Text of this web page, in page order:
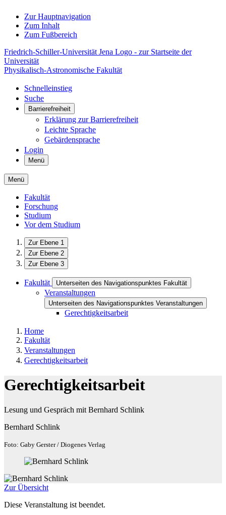
Zur Hauptnavigation
Zum Inhalt
Zum Fußbereich
Friedrich-Schiller-Universität Jena Logo - zur Startseite der
Universität
Physikalisch-Astronomische Fakultät
Schnelleinstieg
Suche
Barrierefreiheit
Erklärung zur Barrierefreiheit
Leichte Sprache
Gebärdensprache
Login
Menü
Menü
Fakultät
Forschung
Studium
Vor dem Studium
Zur Ebene 1
Zur Ebene 2
Zur Ebene 3
Fakultät Unterseiten des Navigationspunktes Fakultät
Veranstaltungen
Unterseiten des Navigationspunktes Veranstaltungen
Gerechtigkeitsarbeit
Home
Fakultät
Veranstaltungen
Gerechtigkeitsarbeit
Gerechtigkeitsarbeit
Lesung und Gespräch mit Bernhard Schlink
Bernhard Schlink
Foto: Gaby Gerster / Diogenes Verlag
Zur Übersicht
Diese Veranstaltung ist beendet.